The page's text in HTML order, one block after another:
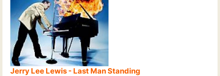
Jerry Lee Lewis - Last Man Standing